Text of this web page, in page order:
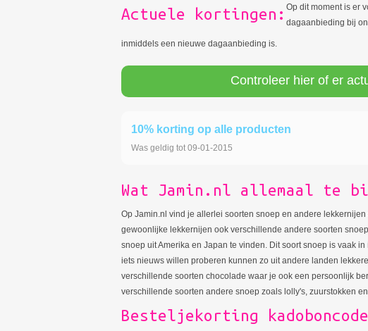
Actuele kortingen: Op dit moment is er
dagaanbieding bij
inmiddels een nieuwe dagaanbieding is.
Controleer hier of er
10% korting op alle producten
Was geldig tot 09-01-2015
Wat Jamin.nl allemaal te
Op Jamin.nl vind je allerlei soorten snoep en andere
gewoonlijke lekkernijen ook verschillende andere soorten
snoep uit Amerika en Japan te vinden. Dit soort snoep is vaak
iets nieuws willen proberen kunnen zo uit andere landen
verschillende soorten chocolade waar je ook een persoonlijk
verschillende soorten andere snoep zoals lolly's, zuurstokken
Besteljekorting